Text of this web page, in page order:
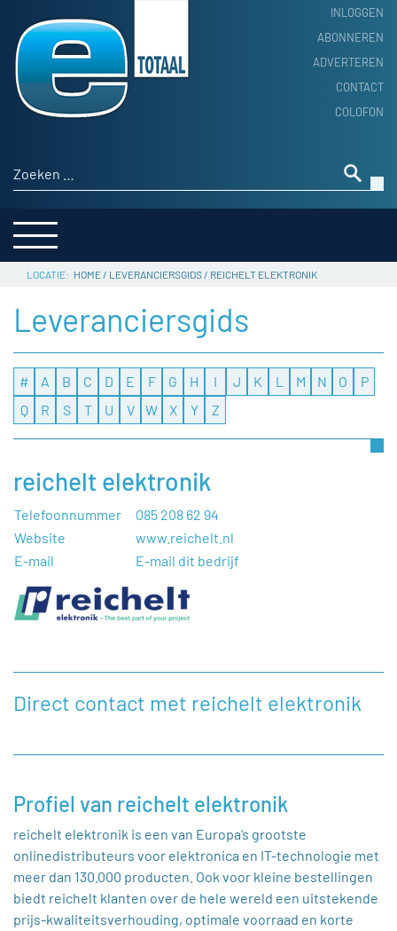
INLOGGEN
ABONNEREN
ADVERTEREN
CONTACT
COLOFON
Zoeken naar:
HOME
PRODUCTNIEUWS
ACHTERGROND
THEMA’S
SERVICE
HOME/ LEVERANCIERSGIDS/ REICHELT ELEKTRONIK
Leveranciersgids
# A B C D E F G H I J K L M N O
P
Q
R S T U V W X Y Z
reichelt elektronik
Telefoonnummer
085 208 62 94
Website
www.reichelt.nl
E-mail
E-mail dit bedrijf
Direct contact met reichelt elektronik
achterlaten aan reichelt elektronik, dan kunt u dat doen
Naam
Bedrijfsnaam
Profiel van reichelt elektronik
reichelt elektronik is een van Europa’s grootste
onlinedistributeurs voor elektronica en IT-technologie met
meer dan 130.000 producten. Ook voor kleine bestellingen
biedt reichelt klanten over de hele wereld een uitstekende
prijs-kwaliteitsverhouding, optimale voorraad en korte